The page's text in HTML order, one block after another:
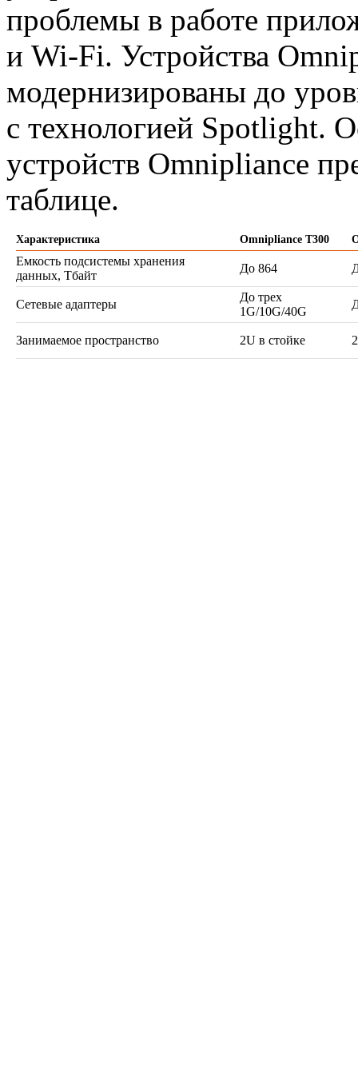
проблемы в работе
и Wi-Fi. Устройства
модернизированы до
с технологией Spotlight.
устройств Omnipliance
таблице.
Характеристика Omnipliance T300
Емкость подсистемы хранения
данных, Тбайт
До 864
Сетевые адаптеры
До трех
1G/10G/40G
Занимаемое пространство 2U в стойке